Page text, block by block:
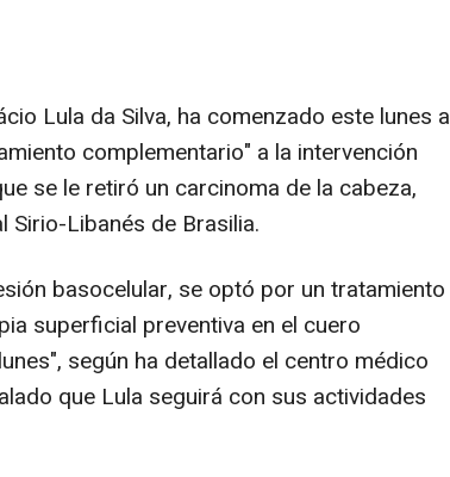
Lula da Silva, ha comenzado este lunes a
complementario" a la intervención
se le retiró un carcinoma de la cabeza,
Libanés de Brasilia.
basocelular, se optó por un tratamiento
superficial preventiva en el cuero
según ha detallado el centro médico
que Lula seguirá con sus actividades